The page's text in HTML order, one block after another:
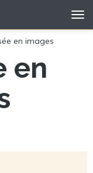
en images
en